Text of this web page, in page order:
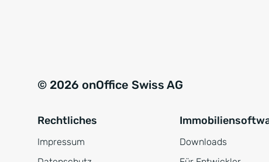
© 2026 onOffice Swiss AG
Rechtliches
Impressum
Downloads